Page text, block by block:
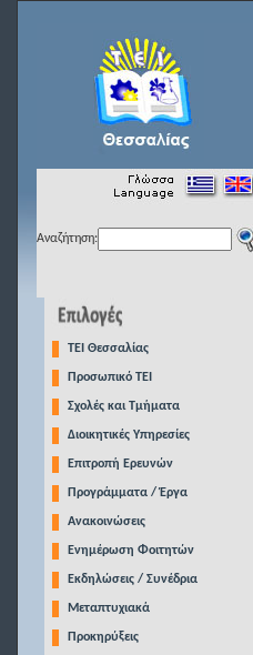
Αναζήτηση:
TEI Θεσσαλίας
Προσωπικό ΤΕΙ
Σχολές και Τμήματα
Διοικητικές Υπηρεσίες
Επιτροπή Ερευνών
Προγράμματα / Έργα
Ανακοινώσεις
Ενημέρωση Φοιτητών
Εκδηλώσεις / Συνέδρια
Μεταπτυχιακά
Προκηρύξεις